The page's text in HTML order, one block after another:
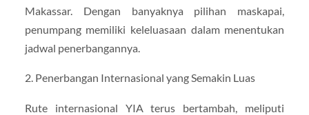
Makassar. Dengan banyaknya pilihan maskapai,
penumpang memiliki keleluasaan dalam menentukan
jadwal penerbangannya.
2. Penerbangan Internasional yang Semakin Luas
Rute internasional YIA terus bertambah, meliputi